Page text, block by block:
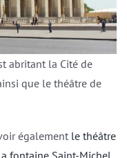
abritant la Cité de
que le théâtre de
également le théâtre
fontaine Saint-Michel,